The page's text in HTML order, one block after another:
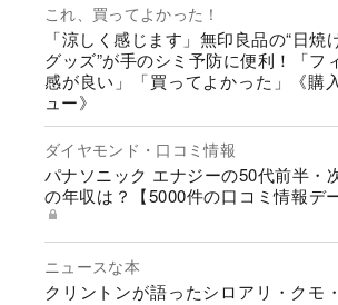
これ、買ってよかった！
「涼しく感じます」無印良品の“日焼
グッズ”が手のシミ予防に便利！「フ
感が良い」「買ってよかった」《購
ュー》
ダイヤモンド・口コミ情報
パナソニック エナジーの50代前半・
の年収は？【5000件の口コミ情報デ
ニュースな本
クリントンが語ったシロアリ・クモ